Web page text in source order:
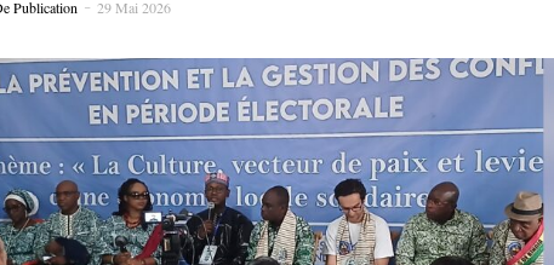
Publication - 29 Mai 2026